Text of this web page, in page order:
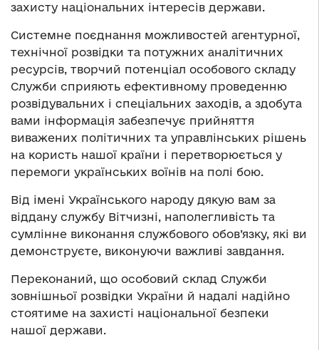
захисту національних інтересів держави.
Системне поєднання можливостей агентурної,
технічної розвідки та потужних аналітичних
ресурсів, творчий потенціал особового складу
Служби сприяють ефективному проведенню
розвідувальних і спеціальних заходів, а здобута
вами інформація забезпечує прийняття
виважених політичних та управлінських рішень
на користь нашої країни і перетворюється у
перемоги українських воїнів на полі бою.
Від імені Українського народу дякую вам за
віддану службу Вітчизні, наполегливість та
сумлінне виконання службового обов’язку, які ви
демонструєте, виконуючи важливі завдання.
Переконаний, що особовий склад Служби
зовнішньої розвідки України й надалі надійно
стоятиме на захисті національної безпеки
нашої держави.